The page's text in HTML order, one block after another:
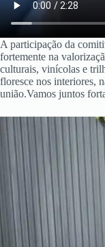
A participação da
fortemente na
culturais, vinícolas e
floresce nos interiores,
união.Vamos juntos